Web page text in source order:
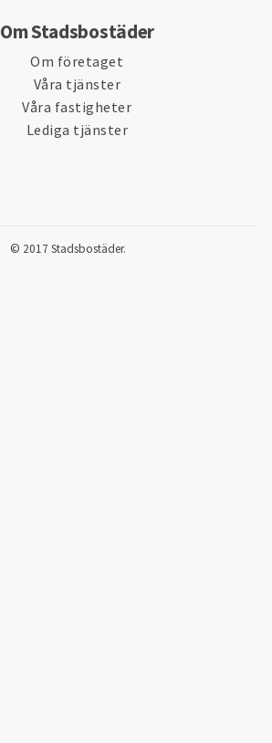
Om Stadsbostäder
Om företaget
Våra tjänster
Våra fastigheter
Lediga tjänster
© 2017 Stadsbostäder.